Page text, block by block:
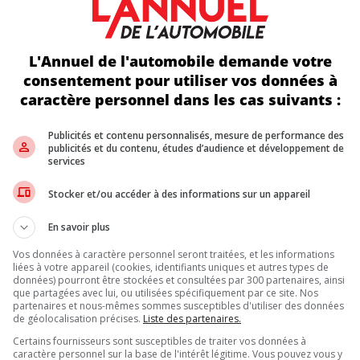
prétensionneur des ceintures de sécurité du conducteur et
rétracter ou de s’étendre normalement. Une ceinture
pourrait alors ne pas offrir le niveau de protection prévu par
les autorités américaines considèrent que la situation
d’une collision. Tout problème affectant leur
les enrouleurs de ceinture de sécurité des sièges
propriétaires concernés recevront un avis officiel leur
lancées parFord Motor Companyau cours des dernières
les plus actifs en matière de corrections préventives. Les
généralement d’intervenir rapidement lorsqu’un risque
L'Annuel de l'automobile demande votre
consentement pour utiliser vos données à
caractère personnel dans les cas suivants :
Publicités et contenu personnalisés, mesure de performance des
publicités et du contenu, études d’audience et développement de
services
Stocker et/ou accéder à des informations sur un appareil
En savoir plus
Vos données à caractère personnel seront traitées, et les informations
liées à votre appareil (cookies, identifiants uniques et autres types de
données) pourront être stockées et consultées par 300 partenaires, ainsi
que partagées avec lui, ou utilisées spécifiquement par ce site. Nos
partenaires et nous-mêmes sommes susceptibles d'utiliser des données
de géolocalisation précises. Liste des partenaires.
Certains fournisseurs sont susceptibles de traiter vos données à
caractère personnel sur la base de l'intérêt légitime. Vous pouvez vous y